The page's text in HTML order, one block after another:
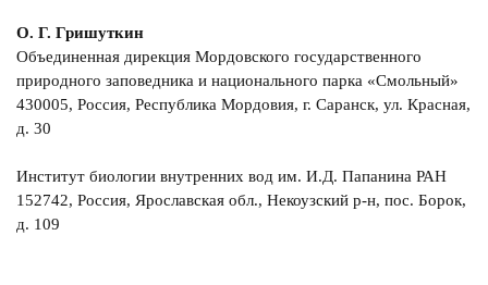
О. Г. Гришуткин
Объединенная дирекция Мордовского государственного
природного заповедника и национального парка «Смольный»
430005, Россия, Республика Мордовия, г. Саранск, ул. Красная,
д. 30
Институт биологии внутренних вод им. И.Д. Папанина РАН
152742, Россия, Ярославская обл., Некоузский р-н, пос. Борок,
д. 109